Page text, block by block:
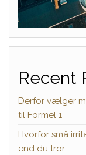
Recent
Derfor vælger
til Formel 1
Hvorfor små
end du tror